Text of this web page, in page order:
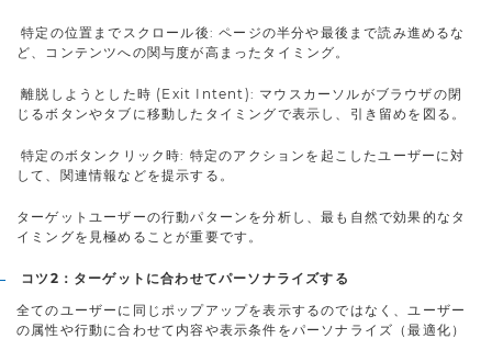
特定の位置までスクロール後: ページの半分や最後まで読み進めるな
ど、コンテンツへの関与度が高まったタイミング。
離脱しようとした時 (Exit Intent): マウスカーソルがブラウザの閉
じるボタンやタブに移動したタイミングで表示し、引き留めを図る。
特定のボタンクリック時: 特定のアクションを起こしたユーザーに対
して、関連情報などを提示する。
ターゲットユーザーの行動パターンを分析し、最も自然で効果的なタ
イミングを見極めることが重要です。
コツ2：ターゲットに合わせてパーソナライズする
全てのユーザーに同じポップアップを表示するのではなく、ユーザー
の属性や行動に合わせて内容や表示条件をパーソナライズ（最適化）